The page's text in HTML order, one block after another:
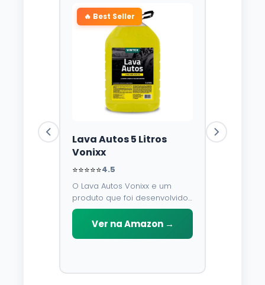
🔥 Best Seller
Lava Autos 5 Litros
Vonixx
⭐⭐⭐⭐⭐4.5
O Lava Autos Vonixx e um
produto que foi desenvolvido
para limpar, proteger e
conservar a lataria do veiculo.
Por possuir pH neutro, pode
Ver na Amazon →